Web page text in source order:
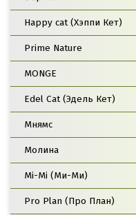
Happy cat (Хэппи Кет)
Prime Nature
MONGE
Edel Cat (Эдель Кет)
Мнямс
Молина
Mi-Mi (Ми-Ми)
Pro Plan (Про План)